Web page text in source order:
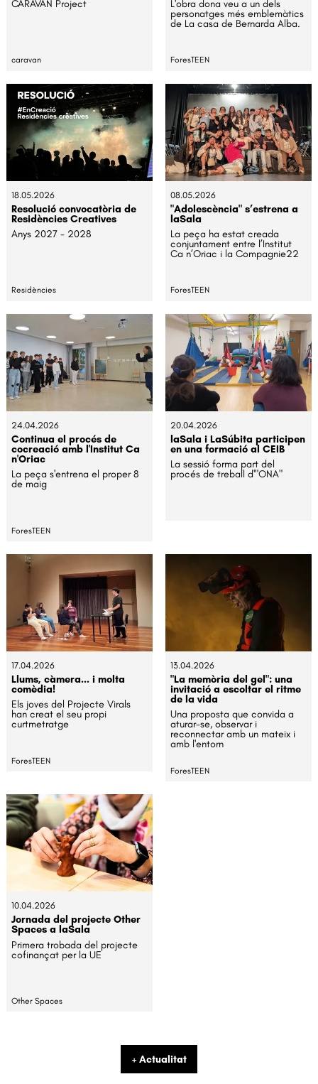
CARAVAN Project
caravan
L'obra dona veu a un dels
personatges més emblemàtics
de La casa de Bernarda Alba.
ForesTEEN
18.05.2026
Resolució convocatòria de
Residències Creatives
Anys 2027 - 2028
Residències
08.05.2026
"Adolescència" s’estrena a
laSala
La peça ha estat creada
conjuntament entre l’Institut
Ca n’Oriac i la Compagnie22
ForesTEEN
24.04.2026
Continua el procés de
cocreació amb l'Institut Ca
n'Oriac
La peça s'entrena el proper 8
de maig
ForesTEEN
20.04.2026
laSala i LaSúbita participen
en una formació al CEIB
La sessió forma part del
procés de treball d'"ONA"
17.04.2026
Llums, càmera... i molta
comèdia!
Els joves del Projecte Virals
han creat el seu propi
curtmetratge
ForesTEEN
13.04.2026
"La memòria del gel": una
invitació a escoltar el ritme
de la vida
Una proposta que convida a
aturar-se, observar i
reconnectar amb un mateix i
amb l'entorn
ForesTEEN
10.04.2026
Jornada del projecte Other
Spaces a laSala
Primera trobada del projecte
cofinançat per la UE
Other Spaces
+ Actualitat